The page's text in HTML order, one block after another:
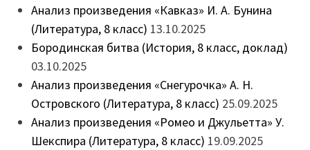
Анализ произведения «Кавказ» И. А. Бунина
(Литература, 8 класс) 13.10.2025
Бородинская битва (История, 8 класс, доклад)
03.10.2025
Анализ произведения «Снегурочка» А. Н.
Островского (Литература, 8 класс) 25.09.2025
Анализ произведения «Ромео и Джульетта» У.
Шекспира (Литература, 8 класс) 19.09.2025